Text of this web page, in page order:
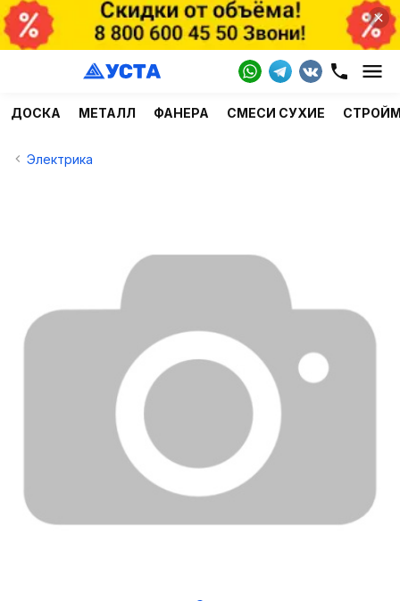
ДОСКА МЕТАЛЛ ФАНЕРА СМЕСИ СУХИЕ
Электрика